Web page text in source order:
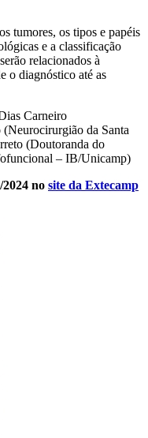
tumores, os tipos e papéis
e a classificação
relacionados à
o diagnóstico até as
Carneiro
da Santa
(Doutoranda do
– IB/Unicamp)
2024 no site da Extecamp